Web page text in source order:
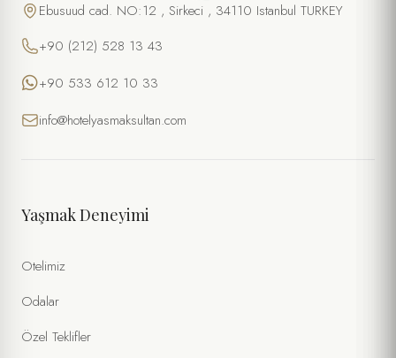
Ebusuud cad. NO:12 , Sirkeci , 34110 Istanbul TURKEY
+90 (212) 528 13 43
+90 533 612 10 33
info@hotelyasmaksultan.com
Yaşmak Deneyimi
Otelimiz
Odalar
Özel Teklifler